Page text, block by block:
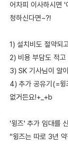
어차피 이사하시면
청하신다면~?!
1) 설치비도 절약되
2) 비용 부담도 적
3) SK 기사님이 알
4) 추가 공유기(=윙
없거든요!+_+b
'윙즈' 추가 임대를
"윙즈는 따로 3년